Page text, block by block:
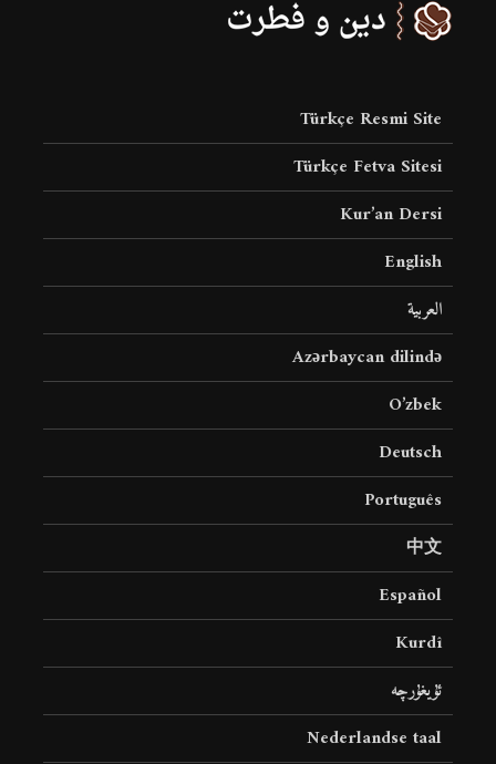
Türkçe Resmi Site
Türkçe Fetva Sitesi
Kur’an Dersi
English
العربية
Azərbaycan dilində
O’zbek
Deutsch
Português
中文
Español
Kurdî
ئۇيغۇرچە
Nederlandse taal